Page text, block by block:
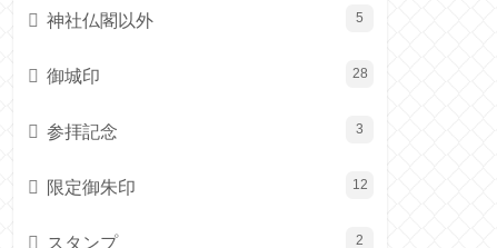
神社仏閣以外 5
御城印 28
参拝記念 3
限定御朱印 12
スタンプ 2